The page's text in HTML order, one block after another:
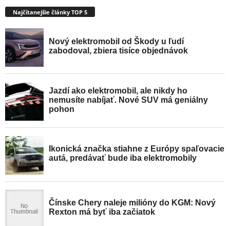
Najčítanejšie články TOP 5